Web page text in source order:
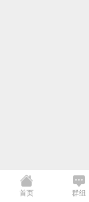
首页 群组